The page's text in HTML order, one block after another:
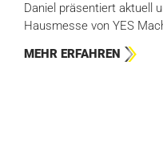
Daniel präsentiert aktuell
Hausmesse von YES
MEHR ERFAHREN